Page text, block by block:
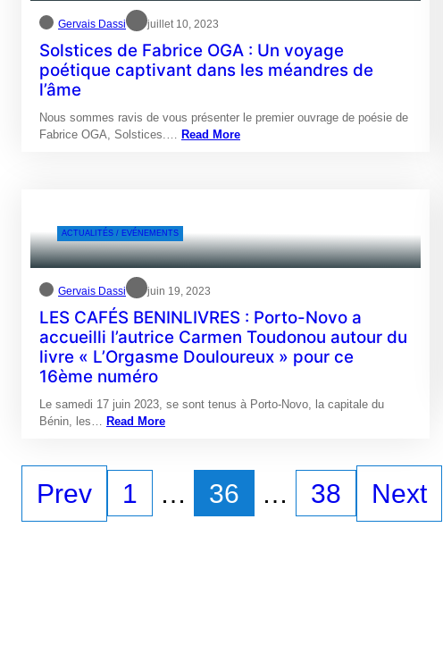
Gervais Dassi juillet 10, 2023
Solstices de Fabrice OGA : Un voyage
poétique captivant dans les méandres de
l’âme
Nous sommes ravis de vous présenter le premier ouvrage de poésie de
Fabrice OGA, Solstices.… Read More
ACTUALITÉS / EVÉNEMENTS
Gervais Dassi juin 19, 2023
LES CAFÉS BENINLIVRES : Porto-Novo a
accueilli l’autrice Carmen Toudonou autour du
livre « L’Orgasme Douloureux » pour ce
16ème numéro
Le samedi 17 juin 2023, se sont tenus à Porto-Novo, la capitale du
Bénin, les… Read More
Prev 1 … 36 … 38 Next